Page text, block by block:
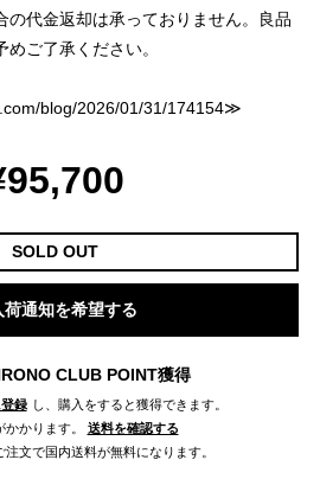
の代金返却は承っておりません。良品
ご了承ください。
blog/2026/01/31/174154≫
SOLD OUT
荷通知を希望する
CLUB POINT獲得
録 し、購入をすると獲得できます。
かります。
送料を確認する
文で国内送料が無料になります。